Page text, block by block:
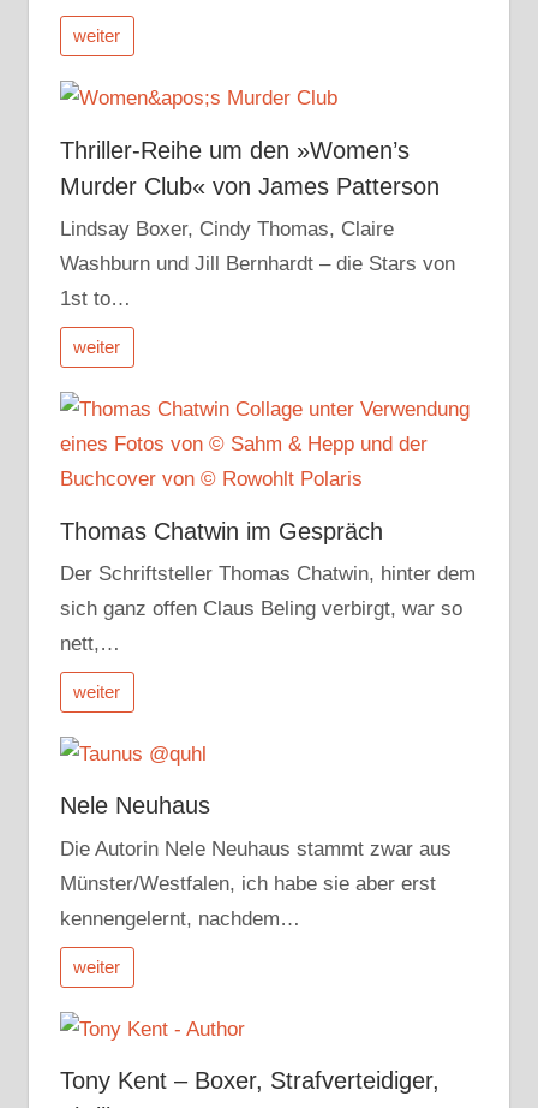
weiter
Thriller-Reihe um den »Women’s
Murder Club« von James Patterson
Lindsay Boxer, Cindy Thomas, Claire
Washburn und Jill Bernhardt – die Stars von
1st to…
weiter
Thomas Chatwin im Gespräch
Der Schriftsteller Thomas Chatwin, hinter dem
sich ganz offen Claus Beling verbirgt, war so
nett,…
weiter
Nele Neuhaus
Die Autorin Nele Neuhaus stammt zwar aus
Münster/Westfalen, ich habe sie aber erst
kennengelernt, nachdem…
weiter
Tony Kent – Boxer, Strafverteidiger,